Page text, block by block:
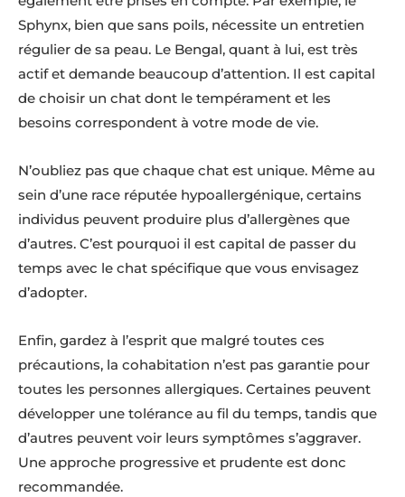
Sphynx, bien que sans poils, nécessite un entretien
régulier de sa peau. Le Bengal, quant à lui, est très
actif et demande beaucoup d’attention. Il est capital
de choisir un chat dont le tempérament et les
besoins correspondent à votre mode de vie.
N’oubliez pas que chaque chat est unique. Même au
sein d’une race réputée hypoallergénique, certains
individus peuvent produire plus d’allergènes que
d’autres. C’est pourquoi il est capital de passer du
temps avec le chat spécifique que vous envisagez
d’adopter.
Enfin, gardez à l’esprit que malgré toutes ces
précautions, la cohabitation n’est pas garantie pour
toutes les personnes allergiques. Certaines peuvent
développer une tolérance au fil du temps, tandis que
d’autres peuvent voir leurs symptômes s’aggraver.
Une approche progressive et prudente est donc
recommandée.